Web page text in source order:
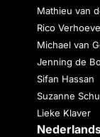
Mathieu van
Rico
Michael van
Jenning de
Sifan Hassan
Suzanne
Lieke Klaver